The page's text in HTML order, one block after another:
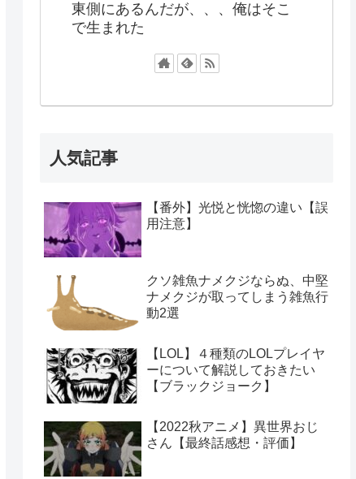
東側にあるんだが、、、俺はそこ
で生まれた
人気記事
【番外】光悦と恍惚の違い【誤
用注意】
クソ雑魚ナメクジならぬ、中堅
ナメクジが取ってしまう雑魚行
動2選
【LOL】４種類のLOLプレイヤ
ーについて解説しておきたい
【ブラックジョーク】
【2022秋アニメ】異世界おじ
さん【最終話感想・評価】